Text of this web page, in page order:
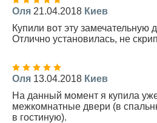
Оля 21.04.2018 Киев
Купили вот эту замечательную
Отлично установилась, не
Оля 13.04.2018 Киев
На данный момент я купила
межкомнатные двери (в
в гостиную).